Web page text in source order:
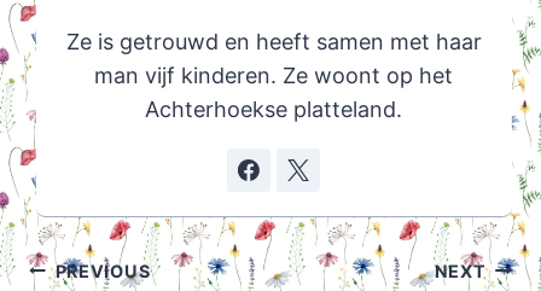
Ze is getrouwd en heeft samen met haar
man vijf kinderen. Ze woont op het
Achterhoekse platteland.
Post
PREVIOUS NEXT